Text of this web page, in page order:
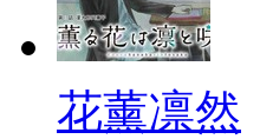
花薰凛然